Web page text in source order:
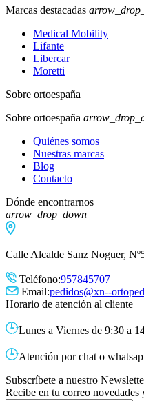
Marcas destacadas
Medical Mobility
Lifante
Libercar
Moretti
Sobre ortoespaña
Sobre ortoespaña
Quiénes somos
Nuestras marcas
Blog
Contacto
Dónde encontrarnos
arrow_drop_down
Calle Alcalde Sanz Noguer,
Teléfono:957845707
Email:pedidos@xn--
Horario de atención al cliente
Lunes a Viernes de 9:30 a
Atención por chat o
Subscríbete a nuestro
Recibe en tu correo novedades